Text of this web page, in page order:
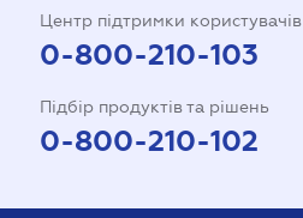
Центр підтримки користувачів
0-800-210-103
Підбір продуктів та рішень
0-800-210-102